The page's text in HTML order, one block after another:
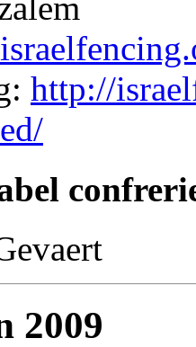
http://
2009